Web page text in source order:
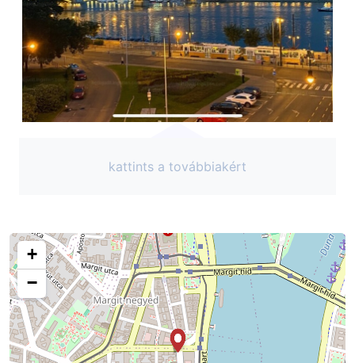
kattints a továbbiakért
+
−